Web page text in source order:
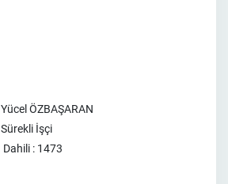
Yücel ÖZBAŞARAN
Sürekli İşçi
Dahili : 1473